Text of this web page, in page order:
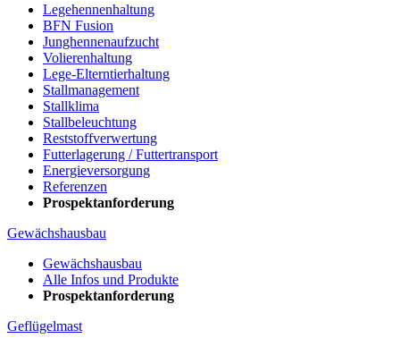
Legehennenhaltung
BFN Fusion
Junghennenaufzucht
Volierenhaltung
Lege-Elterntierhaltung
Stallmanagement
Stallklima
Stallbeleuchtung
Reststoffverwertung
Futterlagerung / Futtertransport
Energieversorgung
Referenzen
Prospektanforderung
Gewächshausbau
Gewächshausbau
Alle Infos und Produkte
Prospektanforderung
Geflügelmast